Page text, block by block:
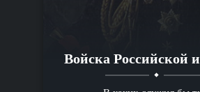
Войска Российской